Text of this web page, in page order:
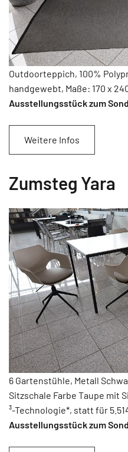
Outdoorteppich, 100%
handgewebt, Maße: 170 x
Ausstellungsstück zum
Weitere Infos
Zumsteg Yara
6 Gartenstühle, Metall
Sitzschale Farbe Taupe mit
³-Technologie*, statt für
Ausstellungsstück zum